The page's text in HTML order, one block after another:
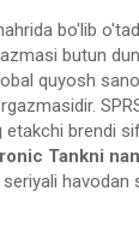
bo'lib
butun
quyosh
brendi
Tankni
havodan